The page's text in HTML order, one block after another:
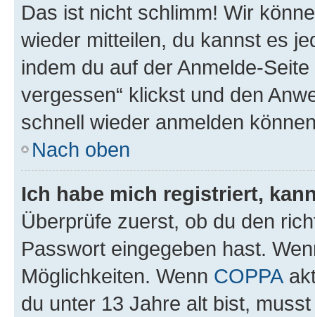
Das ist nicht schlimm! Wir
wieder mitteilen, du kannst es
indem du auf der Anmelde-
vergessen“ klickst und den
schnell wieder anmelden
Nach oben
Ich habe mich registriert,
Überprüfe zuerst, ob du den
Passwort eingegeben hast.
Möglichkeiten. Wenn COPPA
du unter 13 Jahre alt bist,